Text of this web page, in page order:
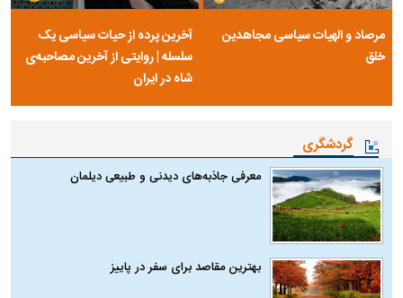
مرصاد و الهیات سیاسی مجاهدین
خلق
آخرین پرده از حیات سیاسی یک
سلسله | روایتی از آخرین مصاحبه‌ی
شاه در ایران
گردشگری
معرفی جاذبه‌های دیدنی و طبیعی دیلمان
بهترین مقاصد برای سفر در پاییز